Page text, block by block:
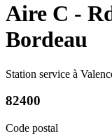
Aire C -
Bordeau
Station service à
82400
Code postal